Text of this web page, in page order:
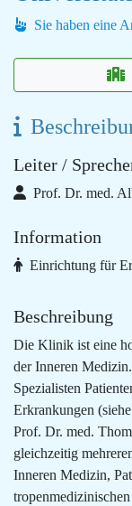
Sie haben eine
Leiter /
​Prof. Dr. med.
Information
Einrichtung für
Beschreibung
Die Klinik ist eine
der Inneren
Spezialisten
Erkrankungen
Prof. Dr. med.
gleichzeitig
Inneren Medizin,